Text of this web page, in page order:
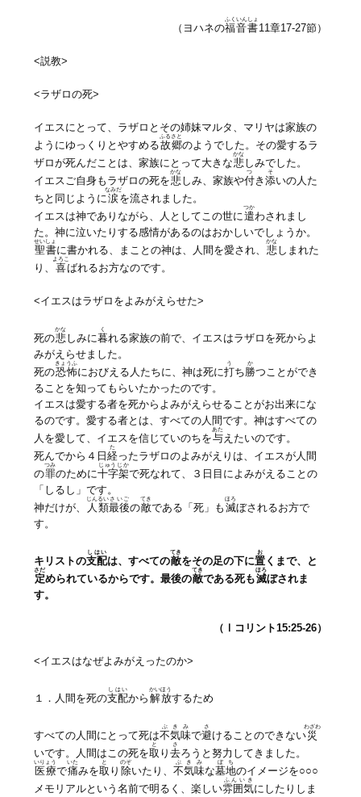
（ヨハネの福音書
ふくいんしょ
11章17-27節）
<説教>
<ラザロの死>
イエスにとって、ラザロとその姉妹マルタ、マリヤは家族の
ようにゆっくりとやすめる故郷
ふるさと
のようでした。その愛するラ
ザロが死んだことは、家族にとって大きな悲
かな
しみでした。
イエスご自身もラザロの死を悲
かな
しみ、家族や付
つ
き添
そ
いの人た
ちと同じように涙
なみだ
を流されました。
イエスは神でありながら、人としてこの世に遣
つか
わされまし
た。神に泣いたりする感情があるのはおかしいでしょうか。
聖書
せいしょ
に書かれる、まことの神は、人間を愛され、 悲
かな
しまれた
り、 喜
よろこ
ばれるお方なのです。
<イエスはラザロをよみがえらせた>
死の悲
かな
しみに暮
く
れる家族の前で、イエスはラザロを死からよ
みがえらせました。
死の恐怖
きょうふ
におびえる人たちに、神は死に打
う
ち勝
か
つことができ
ることを知ってもらいたかったのです。
イエスは愛する者を死からよみがえらせることがお出来にな
るのです。愛する者とは、すべての人間です。神はすべての
人を愛して、イエスを信じていのちを与
あた
えたいのです。
死んでから４日経
た
ったラザロのよみがえりは、イエスが人間
の罪
つみ
のために十字架
じゅうじか
で死なれて、３日目によみがえることの
「しるし」です。
神だけが、
人類
じんるい
最後
さいご
の敵
てき
である「死」も 滅
ほろ
ぼされるお方で
す。
キリストの支配
しはい
は、すべての敵
てき
をその足の下に置
お
くまで、と
定
さだ
められているからです。最後の敵
てき
である死も滅
ほろ
ぼされま
す。
（Ⅰコリント15:25-26）
<イエスはなぜよみがえったのか>
１．人間を死の支配
しはい
から 解放
かいほう
するため
すべての人間にとって死は不気味
ぶきみ
で避
さ
けることのできない災
わざわ
いです。人間はこの死を取
と
り去
さ
ろうと努力してきました。
医療
いりょう
で痛
いた
みを取
と
り 除
のぞ
いたり、不気味
ぶきみ
な墓地
ぼち
のイメージを○○○
メモリアルという名前で明るく、楽しい雰囲気
ふんいき
にしたりしま